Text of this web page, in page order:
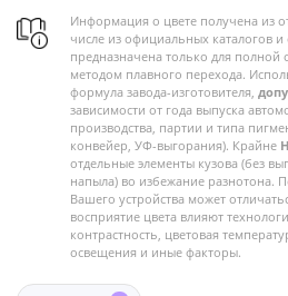
Информация о цвете получена из
числе из официальных каталогов и
предназначена только для полной
методом плавного перехода.
формула завода-изготовителя,
зависимости от года выпуска
производства, партии и типа
конвейер, УФ-выгорания). Крайне
отдельные элементы кузова (без
напыла) во избежание разнотона.
Вашего устройства может
восприятие цвета влияют
контрастность, цветовая
освещения и иные факторы.